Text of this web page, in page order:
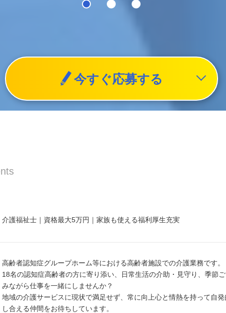
今すぐ応募する
介護福祉士｜資格最大5万円｜家族も使える福利厚生充実
高齢者認知症グループホーム等における高齢者施設での介護業務です。
18名の認知症高齢者の方に寄り添い、日常生活の介助・見守り、季節
みながら仕事を一緒にしませんか？
地域の介護サービスに現状で満足せず、常に向上心と情熱を持って自
し合える仲間をお待ちしています。